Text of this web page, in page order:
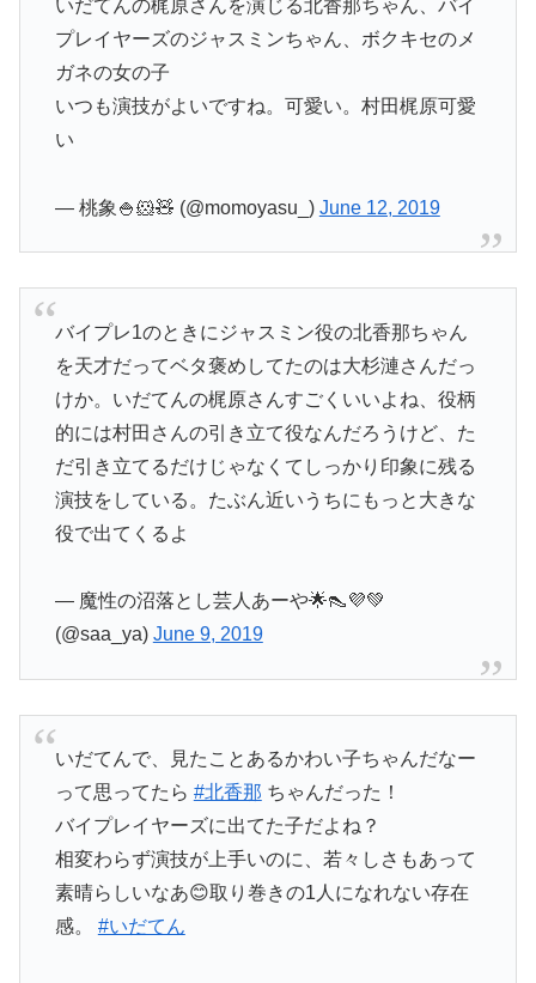
いだてんの梶原さんを演じる北香那ちゃん、バイ
プレイヤーズのジャスミンちゃん、ボクキセのメ
ガネの女の子
いつも演技がよいですね。可愛い。村田梶原可愛
い
— 桃象🍚🐹🧸 (@momoyasu_) June 12, 2019
バイプレ1のときにジャスミン役の北香那ちゃん
を天才だってベタ褒めしてたのは大杉漣さんだっ
けか。いだてんの梶原さんすごくいいよね、役柄
的には村田さんの引き立て役なんだろうけど、た
だ引き立てるだけじゃなくてしっかり印象に残る
演技をしている。たぶん近いうちにもっと大きな
役で出てくるよ
— 魔性の沼落とし芸人あーや🌟👠💜💚
(@saa_ya) June 9, 2019
いだてんで、見たことあるかわい子ちゃんだなー
って思ってたら #北香那 ちゃんだった！
バイプレイヤーズに出てた子だよね？
相変わらず演技が上手いのに、若々しさもあって
素晴らしいなあ😊取り巻きの1人になれない存在
感。 #いだてん